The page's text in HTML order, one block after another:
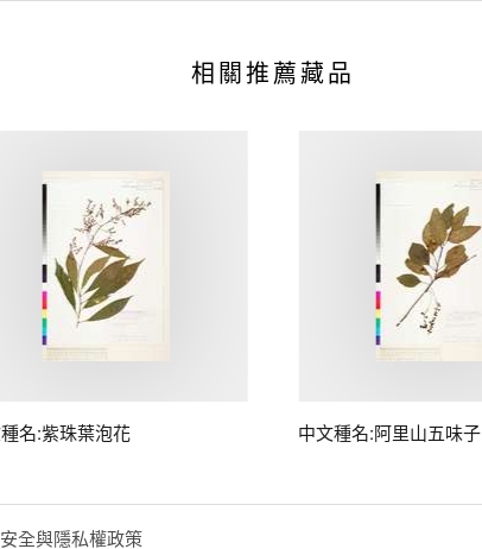
相關推薦藏品
名:紫珠葉泡花 中文種名:阿里山五味子
全與隱私權政策